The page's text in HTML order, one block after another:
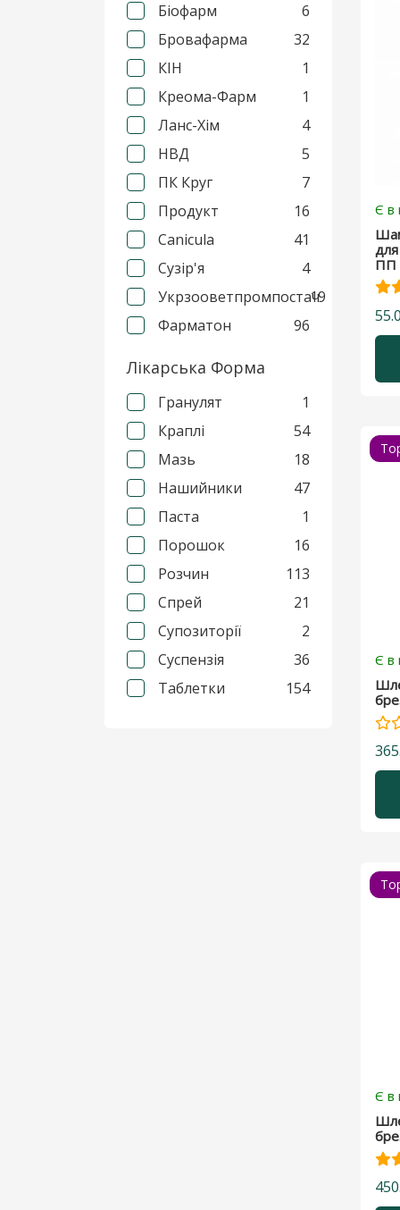
Біофарм
6
Бровафарма
32
КІН
1
Креома-Фарм
1
Ланс-Хім
4
НВД
5
ПК Круг
7
Продукт
16
Сanicula
41
Сузір'я
4
Укрзооветпромпостач
19
Фарматон
96
Лікарська Форма
Гранулят
1
Краплі
54
Мазь
18
Нашийники
47
Паста
1
Порошок
16
Розчин
113
Спрей
21
Супозиторії
2
Суспензія
36
Таблетки
154
Є в
для
ПП
Є в
Є в